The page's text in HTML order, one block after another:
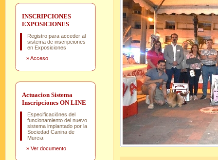
INSCRIPCIONES
EXPOSICIONES
Registro para acceder al
sistema de inscripciones
en Exposiciones
»Acceso
Actuacion Sistema
Inscripciones ON LINE
Especificaciónes del
funcionamiento del nuevo
sistema implantado por la
Sociedad Canina de
Murcia
» Ver documento